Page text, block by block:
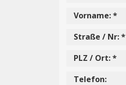
Vorname: *
Straße / Nr: *
PLZ / Ort: *
Telefon: